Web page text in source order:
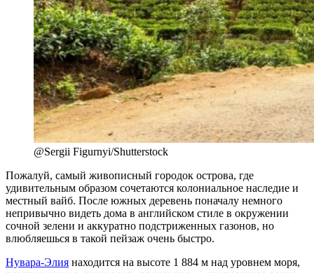
@Sergii Figurnyi/Shutterstock
Пожалуй, самый живописный городок острова, где
удивительным образом сочетаются колониальное наследие и
местный вайб. После южных деревень поначалу немного
непривычно видеть дома в английском стиле в окружении
сочной зелени и аккуратно подстриженных газонов, но
влюбляешься в такой пейзаж очень быстро.
Нувара-Элия находится на высоте 1 884 м над уровнем моря,